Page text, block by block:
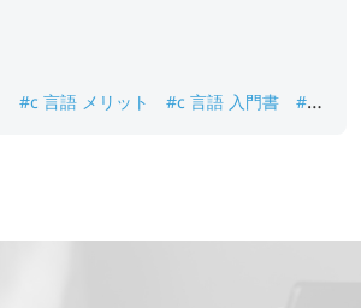
#c 言語 メリット #c 言語 入門書
#c